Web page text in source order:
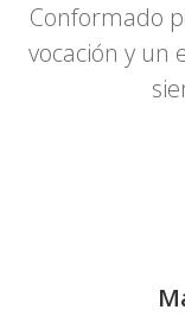
Conformado
vocación y un